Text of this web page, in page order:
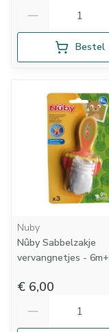
Bestel
Nuby
Nûby Sabbelzakje
vervangnetjes - 6m+
€ 6,00